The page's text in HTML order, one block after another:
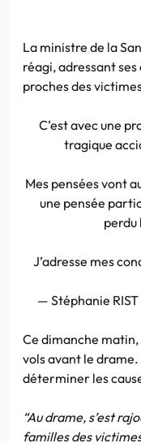
La ministre de la
réagi, adressant
proches des
C’est avec une
tragique
Mes pensées vont
une pensée
perdu
J’adresse mes
— Stéphanie
Ce dimanche
vols avant le
déterminer les
“Au drame, s’est
familles des